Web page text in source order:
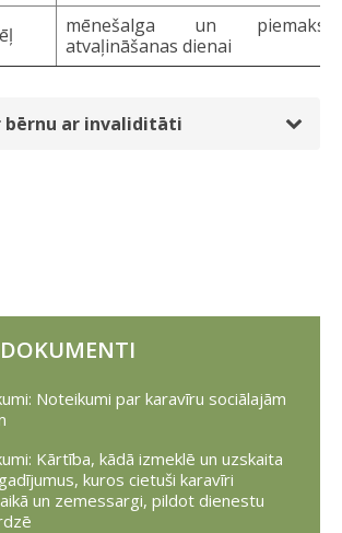
mēnešalga un
atvaļināšanas dienai
bērnu ar invaliditāti
Noteikumi par karavīru sociālajām
Kārtība, kādā izmeklē un uzskaita
kuros cietuši karavīri
un zemessargi, pildot dienestu